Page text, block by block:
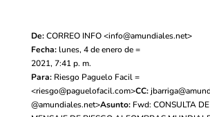
De: CORREO INFO <info@amundiales.net>
Fecha: lunes, 4 de enero de =
2021, 7:41 p. m.
Para: Riesgo Paguelo Facil =
<riesgo@paguelofacil.com>CC:
@amundiales.net>Asunto: Fwd: CONSULTA